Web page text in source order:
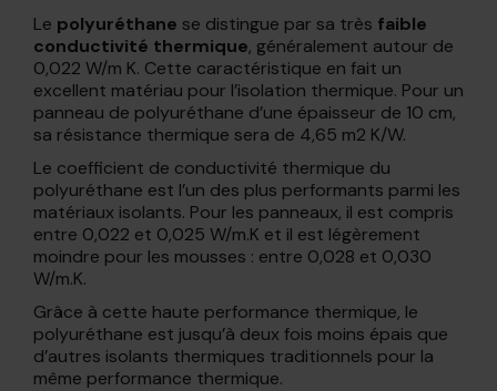
Le polyuréthane se distingue par sa très faible
conductivité thermique, généralement autour de
0,022 W/m K. Cette caractéristique en fait un
excellent matériau pour l’isolation thermique. Pour un
panneau de polyuréthane d’une épaisseur de 10 cm,
sa résistance thermique sera de 4,65 m2 K/W.
Le coefficient de conductivité thermique du
polyuréthane est l’un des plus performants parmi les
matériaux isolants. Pour les panneaux, il est compris
entre 0,022 et 0,025 W/m.K et il est légèrement
moindre pour les mousses : entre 0,028 et 0,030
W/m.K.
Grâce à cette haute performance thermique, le
polyuréthane est jusqu’à deux fois moins épais que
d’autres isolants thermiques traditionnels pour la
même performance thermique.